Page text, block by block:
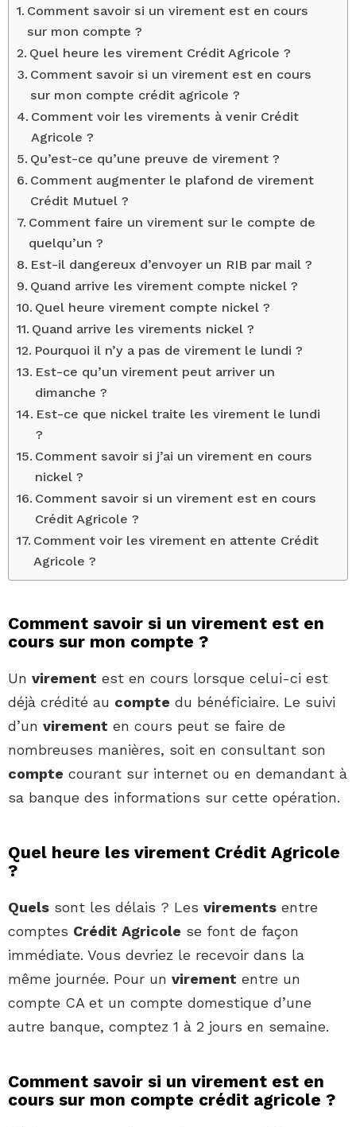
Comment savoir si un virement est en cours
sur mon compte ?
Quel heure les virement Crédit Agricole ?
Comment savoir si un virement est en cours
sur mon compte crédit agricole ?
Comment voir les virements à venir Crédit
Agricole ?
Qu’est-ce qu’une preuve de virement ?
Comment augmenter le plafond de virement
Crédit Mutuel ?
Comment faire un virement sur le compte de
quelqu’un ?
Est-il dangereux d’envoyer un RIB par mail ?
Quand arrive les virement compte nickel ?
Quel heure virement compte nickel ?
Quand arrive les virements nickel ?
Pourquoi il n’y a pas de virement le lundi ?
Est-ce qu’un virement peut arriver un
dimanche ?
Est-ce que nickel traite les virement le lundi
?
Comment savoir si j’ai un virement en cours
nickel ?
Comment savoir si un virement est en cours
Crédit Agricole ?
Comment voir les virement en attente Crédit
Agricole ?
Comment savoir si un virement est en
cours sur mon compte ?
Un virement est en cours lorsque celui-ci est
déjà crédité au compte du bénéficiaire. Le suivi
d’un virement en cours peut se faire de
nombreuses manières, soit en consultant son
compte courant sur internet ou en demandant à
sa banque des informations sur cette opération.
Quel heure les virement Crédit Agricole
?
Quels sont les délais ? Les virements entre
comptes Crédit Agricole se font de façon
immédiate. Vous devriez le recevoir dans la
même journée. Pour un virement entre un
compte CA et un compte domestique d’une
autre banque, comptez 1 à 2 jours en semaine.
Comment savoir si un virement est en
cours sur mon compte crédit agricole ?